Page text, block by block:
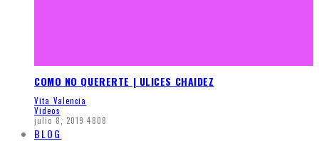
COMO NO QUERERTE | ULICES CHAIDEZ
Vita Valencia
Videos
julio 8, 2019 4808
BLOG